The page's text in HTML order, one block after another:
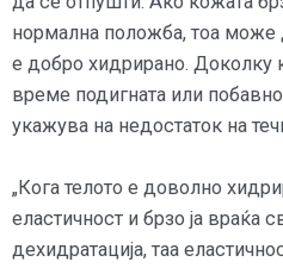
нормална положба, тоа може
е добро хидрирано. Доколку
време подигната или
укажува на недостаток на
„Кога телото е доволно
еластичност и брзо ја враќа
дехидратација, таа